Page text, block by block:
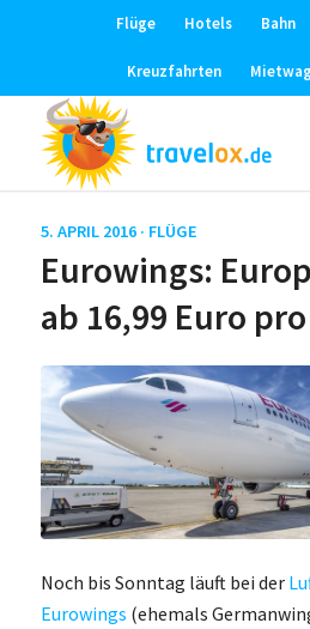
Flüge Hotels Bahn
Kreuzfahrten
5. APRIL 2016 · FLÜGE
Eurowings:
ab 16,99 Euro
Noch bis Sonntag läuft bei der
Eurowings (ehemals